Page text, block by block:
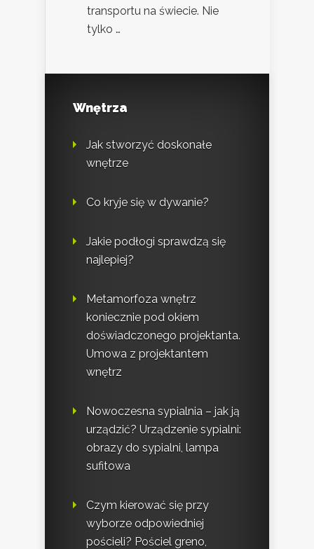
transportu na świecie. Nie
tylko …
Wnętrza
Jak stworzyć doskonałe
wnętrze
Co kryje się w dywanie?
Jakie podłogi sprawdzą się
najlepiej?
Metamorfoza wnętrz
koniecznie pod okiem
doświadczonego projektanta.
Umowa z projektantem
wnętrz
Nowoczesna sypialnia – jak ją
urządzić? Urządzenie sypialni:
obrazy do sypialni, lampa
sufitowa
Czym kierować się przy
wyborze odpowiedniej
pościeli? Pościel greno,